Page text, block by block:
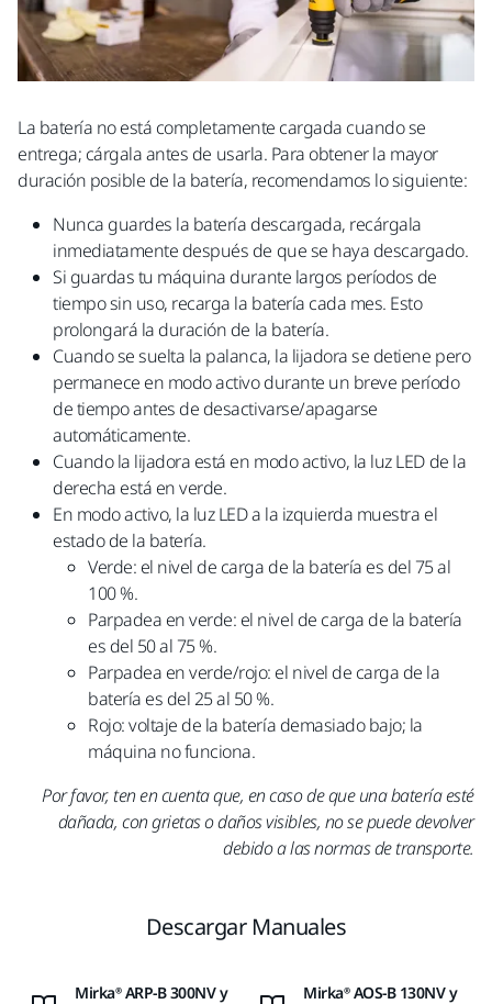
La batería no está completamente cargada cuando se
entrega; cárgala antes de usarla. Para obtener la mayor
duración posible de la batería, recomendamos lo siguiente:
Nunca guardes la batería descargada, recárgala
inmediatamente después de que se haya descargado.
Si guardas tu máquina durante largos períodos de
tiempo sin uso, recarga la batería cada mes. Esto
prolongará la duración de la batería.
Cuando se suelta la palanca, la lijadora se detiene pero
permanece en modo activo durante un breve período
de tiempo antes de desactivarse/apagarse
automáticamente.
Cuando la lijadora está en modo activo, la luz LED de la
derecha está en verde.
En modo activo, la luz LED a la izquierda muestra el
estado de la batería.
Verde: el nivel de carga de la batería es del 75 al
100 %.
Parpadea en verde: el nivel de carga de la batería
es del 50 al 75 %.
Parpadea en verde/rojo: el nivel de carga de la
batería es del 25 al 50 %.
Rojo: voltaje de la batería demasiado bajo; la
máquina no funciona.
Por favor, ten en cuenta que, en caso de que una batería esté
dañada, con grietas o daños visibles, no se puede devolver
debido a las normas de transporte.
Descargar Manuales
Mirka® ARP-B 300NV y
Mirka® AOS-B 130NV y